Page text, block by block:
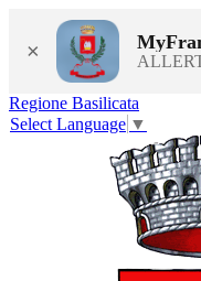
×
Regione Basilicata
Select Language ▼